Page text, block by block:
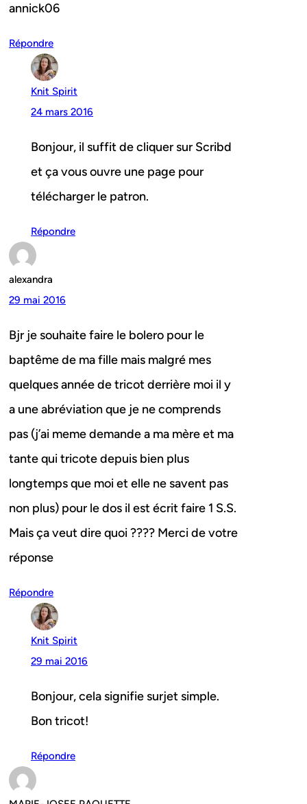
annick06
Répondre
Knit Spirit
24 mars 2016
Bonjour, il suffit de cliquer sur Scribd
et ça vous ouvre une page pour
télécharger le patron.
Répondre
alexandra
29 mai 2016
Bjr je souhaite faire le bolero pour le
baptême de ma fille mais malgré mes
quelques année de tricot derrière moi il y
a une abréviation que je ne comprends
pas (j’ai meme demande a ma mère et ma
tante qui tricote depuis bien plus
longtemps que moi et elle ne savent pas
non plus) pour le dos il est écrit faire 1 S.S.
Mais ça veut dire quoi ???? Merci de votre
réponse
Répondre
Knit Spirit
29 mai 2016
Bonjour, cela signifie surjet simple.
Bon tricot!
Répondre